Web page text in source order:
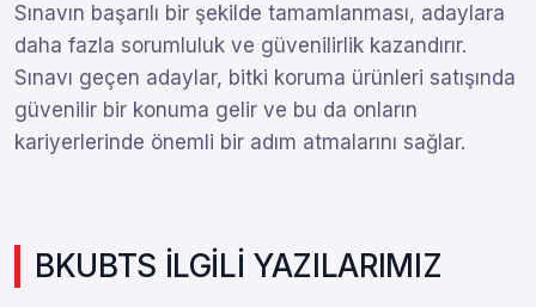
Sınavın başarılı bir şekilde tamamlanması, adaylara
daha fazla sorumluluk ve güvenilirlik kazandırır.
Sınavı geçen adaylar, bitki koruma ürünleri satışında
güvenilir bir konuma gelir ve bu da onların
kariyerlerinde önemli bir adım atmalarını sağlar.
BKUBTS İLGİLİ YAZILARIMIZ